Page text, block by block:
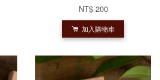
NT$ 200
加入購物車